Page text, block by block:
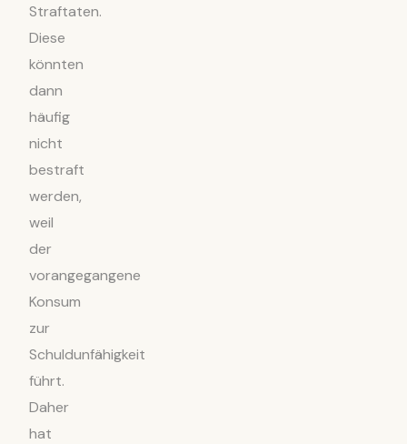
Straftaten.
Diese
könnten
dann
häufig
nicht
bestraft
werden,
weil
der
vorangegangene
Konsum
zur
Schuldunfähigkeit
führt.
Daher
hat